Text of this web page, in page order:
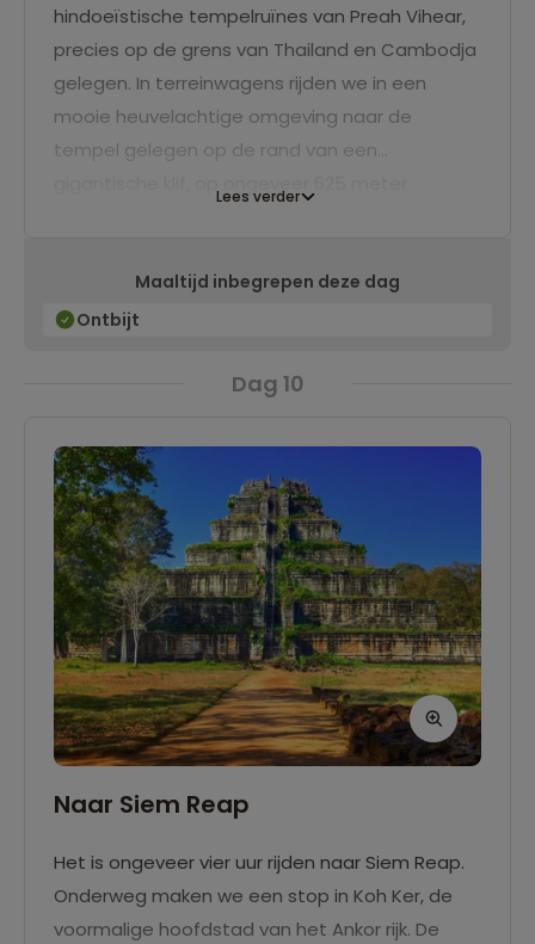
hindoeïstische tempelruïnes van Preah Vihear,
precies op de grens van Thailand en Cambodja
gelegen. In terreinwagens rijden we in een
mooie heuvelachtige omgeving naar de
tempel gelegen op de rand van een
over het uitgestrekte noorden van Cambodja.
Lees verder
Maaltijd inbegrepen deze dag
Ontbijt
Dag 10
Naar Siem Reap
Het is ongeveer vier uur rijden naar Siem Reap.
Onderweg maken we een stop in Koh Ker, de
voormalige hoofdstad van het Ankor rijk. De